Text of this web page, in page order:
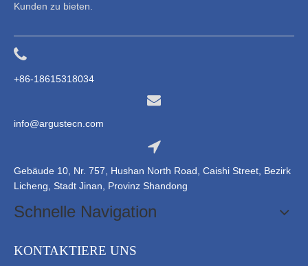
Kunden zu bieten.
+86-18615318034
info@argustecn.com
Gebäude 10, Nr. 757, Hushan North Road, Caishi Street, Bezirk
Licheng, Stadt Jinan, Provinz Shandong
Schnelle Navigation
KONTAKTIERE UNS